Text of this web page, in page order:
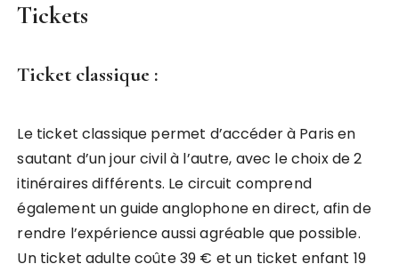
Tickets
Ticket classique :
Le ticket classique permet d’accéder à Paris en
sautant d’un jour civil à l’autre, avec le choix de 2
itinéraires différents. Le circuit comprend
également un guide anglophone en direct, afin de
rendre l’expérience aussi agréable que possible.
Un ticket adulte coûte 39 € et un ticket enfant 19